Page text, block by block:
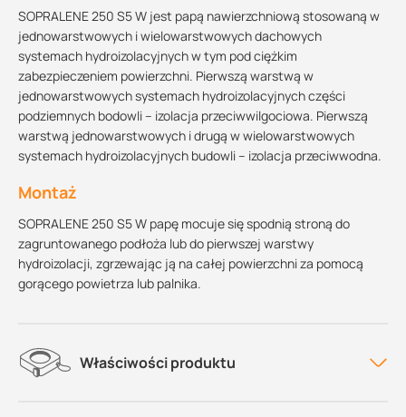
SOPRALENE 250 S5 W jest papą nawierzchniową stosowaną w
jednowarstwowych i wielowarstwowych dachowych
systemach hydroizolacyjnych w tym pod ciężkim
zabezpieczeniem powierzchni. Pierwszą warstwą w
jednowarstwowych systemach hydroizolacyjnych części
podziemnych bodowli – izolacja przeciwwilgociowa. Pierwszą
warstwą jednowarstwowych i drugą w wielowarstwowych
systemach hydroizolacyjnych budowli – izolacja przeciwwodna.
Montaż
SOPRALENE 250 S5 W papę mocuje się spodnią stroną do
zagruntowanego podłoża lub do pierwszej warstwy
hydroizolacji, zgrzewając ją na całej powierzchni za pomocą
gorącego powietrza lub palnika.
Właściwości produktu